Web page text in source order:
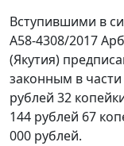
Вступившими в
А58-4308/2017
(Якутия)
законным в части
рублей 32
144 рублей 67
000 рублей.